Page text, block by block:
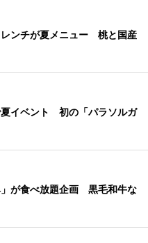
ンチが夏メニュー 桃と国産
イベント 初の「パラソルガ
が食べ放題企画 黒毛和牛な